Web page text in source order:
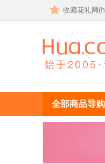
收藏花礼网
鲜奶
生日
全部商品导购